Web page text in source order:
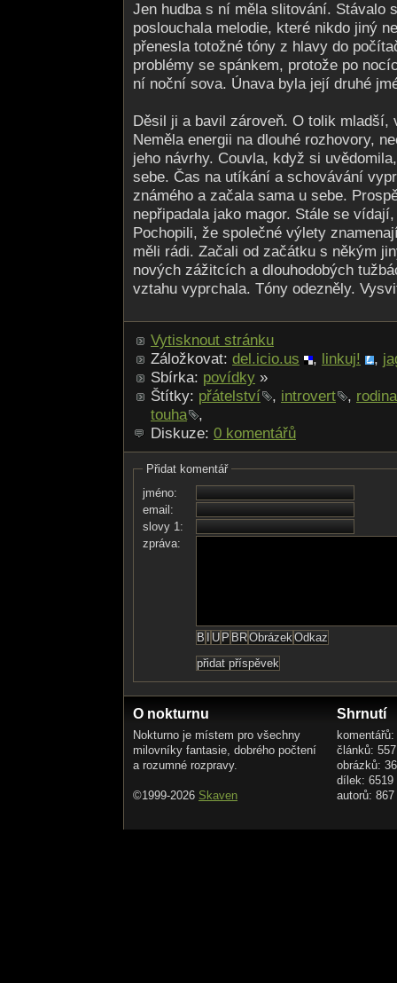
Jen hudba s ní měla slitování. Stávalo
poslouchala melodie, které nikdo jiný
přenesla totožné tóny z hlavy do
problémy se spánkem, protože po
ní noční sova. Únava byla její druhé
Děsil ji a bavil zároveň. O tolik
Neměla energii na dlouhé rozhovory,
jeho návrhy. Couvla, když si
sebe. Čas na utíkání a schovávání
známého a začala sama u sebe.
nepřipadala jako magor. Stále se
Pochopili, že společné výlety
měli rádi. Začali od začátku s někým
nových zážitcích a dlouhodobých
vztahu vyprchala. Tóny odezněly.
Vytisknout stránku
Záložkovat: del.icio.us , linkuj! ,
Sbírka: povídky »
Štítky: přátelství , introvert , rodina
touha
,
Diskuze: 0 komentářů
Přidat komentář
jméno:
email:
slovy 1:
zpráva:
O nokturnu
Nokturno je místem pro všechny
milovníky fantasie, dobrého počtení
a rozumné rozpravy.
©1999-2026 Skaven
Shrnutí
článků: 557
obrázků:
dílek: 6519
autorů: 867